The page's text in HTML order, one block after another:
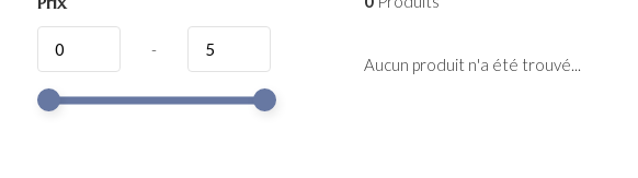
-
Aucun produit n'a été trouvé...